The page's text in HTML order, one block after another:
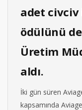
adet
ödülünü
Üretim
aldı.
İki gün süren
kapsamında